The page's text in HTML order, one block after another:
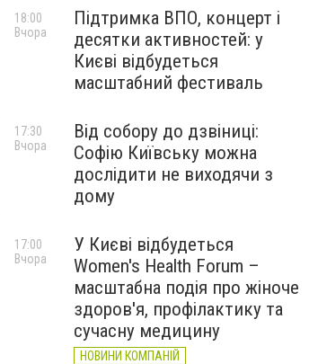
Підтримка ВПО, концерт і
десятки активностей: у
Києві відбудеться
масштабний фестиваль
18:00
Вчора
Від собору до дзвіниці:
Софію Київську можна
дослідити не виходячи з
дому
17:30
Вчора
У Києві відбудеться
Women's Health Forum –
масштабна подія про жіноче
здоров'я, профілактику та
сучасну медицину
НОВИНИ КОМПАНІЙ
17:00
Вчора